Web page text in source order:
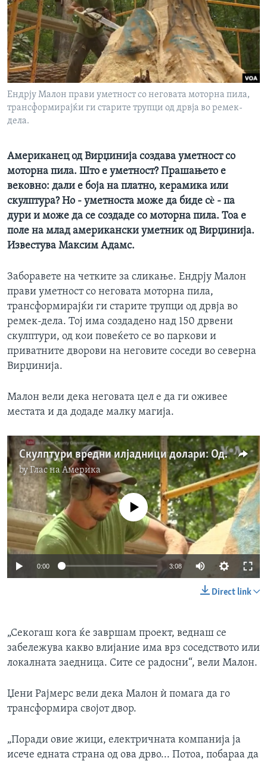
ИНТЕРВЈУА
Јазици
Ендрју Малон прави уметност со неговата моторна пила,
трансформирајќи ги старите трупци од дрвја во ремек-
дела.
Американец од Вирџинија создава уметност со
моторна пила. Што е уметност? Прашањето е
вековно: дали е боја на платно, керамика или
скулптура? Но - уметноста може да биде сè - па
дури и може да се создаде со моторна пила. Тоа е
поле на млад американски уметник од Вирџинија.
Известува Максим Адамс.
Заборавете на четките за сликање. Ендрју Малон
прави уметност со неговата моторна пила,
трансформирајќи ги старите трупци од дрвја во
ремек-дела. Тој има создадено над 150 дрвени
скулптури, од кои повеќето се во паркови и
приватните дворови на неговите соседи во северна
Вирџинија.
Малон вели дека неговата цел е да ги оживее
местата и да додаде малку магија.
Скулптури вредни илјадници долари: Од дрвени трупци до скапа уметност
byГлас на Америка
No media source currently available
0:00 3:08
Direct link
„Секогаш кога ќе завршам проект, веднаш се
забележува какво влијание има врз соседството или
локалната заедница. Сите се радосни“, вели Малон.
Џени Рајмерс вели дека Малон ѝ помага да го
трансформира својот двор.
„Поради овие жици, електричната компанија ја
исече едната страна од ова дрво... Потоа, побараа да